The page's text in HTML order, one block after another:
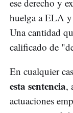
ese derecho y
huelga a ELA y
Una cantidad
calificado de
En cualquier
esta sentencia,
actuaciones